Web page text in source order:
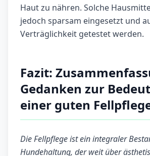
Haut zu nähren. Solche
jedoch sparsam eingesetzt und
Verträglichkeit getestet werden.
Fazit:
Gedanken zur
einer guten
Die Fellpflege ist ein integraler
Hundehaltung, der weit über